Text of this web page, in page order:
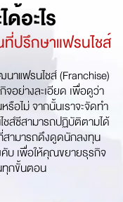
อะไร
ที่ปรึกษาแฟรนไชส์
าแฟรนไชส์ (Franchise)
จอย่างละเอียด เพื่อดูว่า
อไม่ จากนั้นเราจะจัดทำ
ชส์ซีสามารถปฏิบัติตามได้
สามารถดึงดูดนักลงทุน
บ เพื่อให้คุณขยายธุรกิจ
ทุกขั้นตอน